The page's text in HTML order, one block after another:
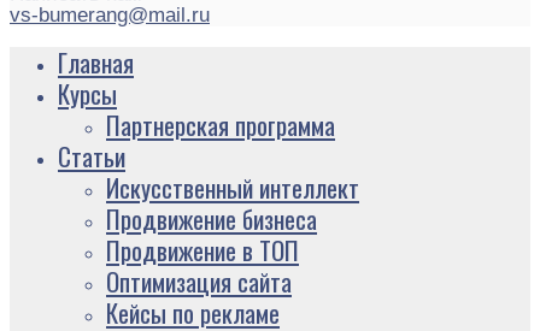
vs-bumerang@mail.ru
Главная
Курсы
Партнерская программа
Статьи
Искусственный интеллект
Продвижение бизнеса
Продвижение в ТОП
Оптимизация сайта
Кейсы по рекламе